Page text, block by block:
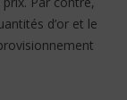
d’or et le